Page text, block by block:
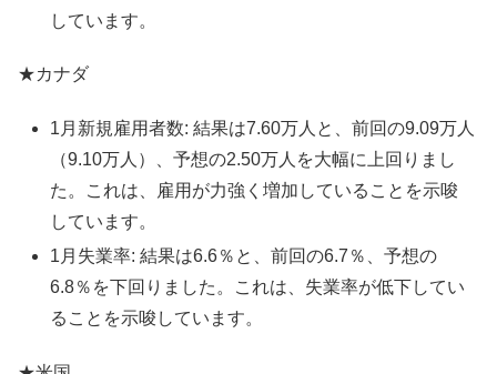
しています。
★カナダ
1月新規雇用者数: 結果は7.60万人と、前回の9.09万人
（9.10万人）、予想の2.50万人を大幅に上回りまし
た。これは、雇用が力強く増加していることを示唆
しています。
1月失業率: 結果は6.6％と、前回の6.7％、予想の
6.8％を下回りました。これは、失業率が低下してい
ることを示唆しています。